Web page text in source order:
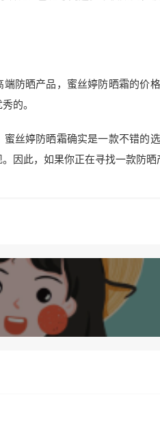
防晒产品，蜜丝婷防晒霜的价
的。
蜜丝婷防晒霜确实是一款不错的
因此，如果你正在寻找一款防晒